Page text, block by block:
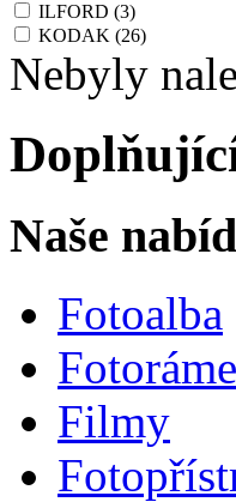
ILFORD (3)
KODAK (26)
Nebyly
Naše
Fotoalba
Filmy